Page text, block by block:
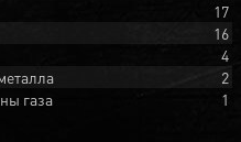
17
16
4
2
газа
1